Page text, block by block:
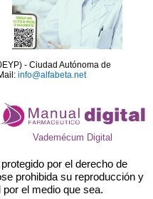
- Ciudad Autónoma de
info@alfabeta.net
Vademécum Digital
por el derecho de
prohibida su reproducción y
el medio que sea.